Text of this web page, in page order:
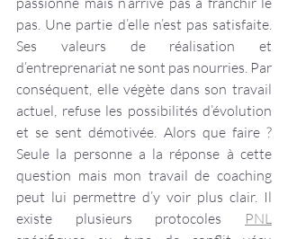
pas. Une partie d’elle n’est pas satisfaite.
Ses valeurs de réalisation et
d’entreprenariat ne sont pas nourries. Par
conséquent, elle végète dans son travail
actuel, refuse les possibilités d’évolution
et se sent démotivée. Alors que faire ?
Seule la personne a la réponse à cette
question mais mon travail de coaching
peut lui permettre d’y voir plus clair. Il
existe plusieurs protocoles PNL